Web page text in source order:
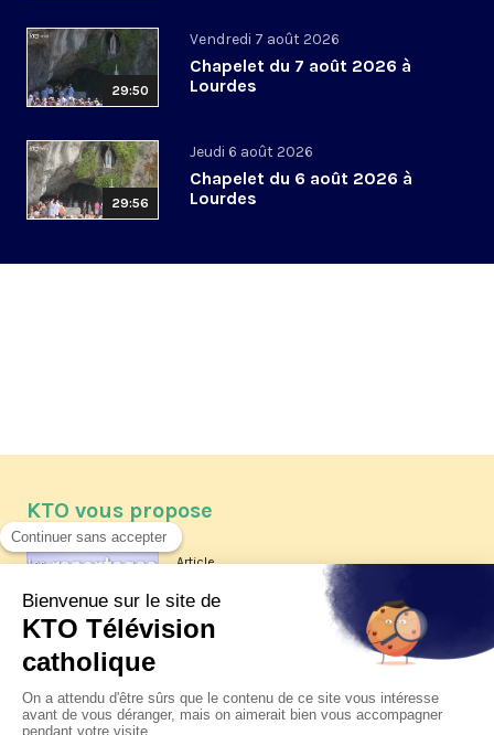
29:50
Vendredi 7 août 2026
Chapelet du 7 août 2026 à
Lourdes
29:56
Jeudi 6 août 2026
Chapelet du 6 août 2026 à
Lourdes
KTO vous propose
Article
Les reportages d'été 2026 de KTO
La visite pastorale du pape Léon
XIV à Assise à suivre sur KTO le
jeudi 6 août